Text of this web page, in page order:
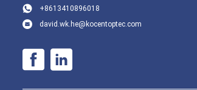
+8613410896018
david.wk.he@kocentoptec.com